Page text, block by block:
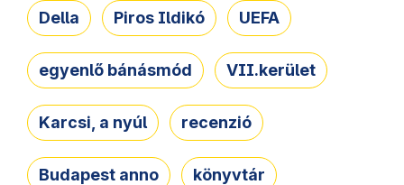
Della Piros Ildikó UEFA
egyenlő bánásmód VII.kerület
Karcsi, a nyúl recenzió
Budapest anno könyvtár